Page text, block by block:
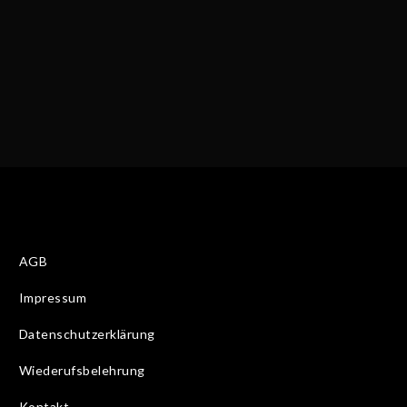
AGB
Impressum
Datenschutzerklärung
Wiederufsbelehrung